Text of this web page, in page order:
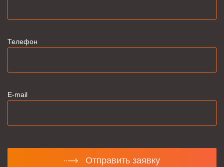
Телефон
E-mail
Отправить заявку